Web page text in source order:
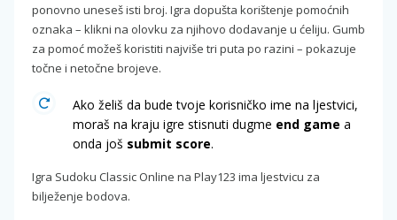
ponovno uneseš isti broj. Igra dopušta korištenje pomoćnih
oznaka – klikni na olovku za njihovo dodavanje u ćeliju. Gumb
za pomoć možeš koristiti najviše tri puta po razini – pokazuje
točne i netočne brojeve.
Ako želiš da bude tvoje korisničko ime na ljestvici,
moraš na kraju igre stisnuti dugme end game a
onda još submit score.
Igra Sudoku Classic Online na Play123 ima ljestvicu za
bilježenje bodova.